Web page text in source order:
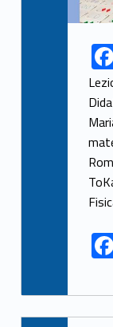
Link identifier share facebook archive #share-link-archive-538